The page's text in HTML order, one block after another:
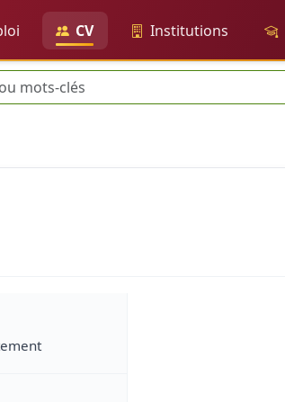
CV Institutions